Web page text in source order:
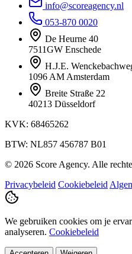
info@scoreagency.nl
053-870 0020
De Heurne 40
7511GW Enschede
H.J.E.
1096 AM Amsterdam
Breite Straße 22
40213 Düsseldorf
KVK: 68465262
BTW: NL857 456787 B01
© 2026 Score Agency. Alle
Privacybeleid Cookiebeleid
We gebruiken cookies om je
analyseren. Cookiebeleid